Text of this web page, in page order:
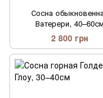
Сосна
Ватерери, 40–60см
2 800 грн